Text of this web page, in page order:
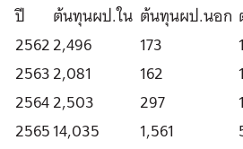
ปี ต้นทุนผป.ใน ต้นทุนผป.นอก
25622,496 173
25632,081 162
25642,503 297
256514,035 1,561